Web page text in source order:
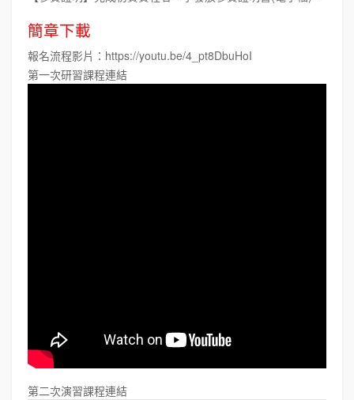
簡章下載
報名流程影片：https://youtu.be/4_pt8DbuHoI
第一次研習課程連結
第二次演習課程連結